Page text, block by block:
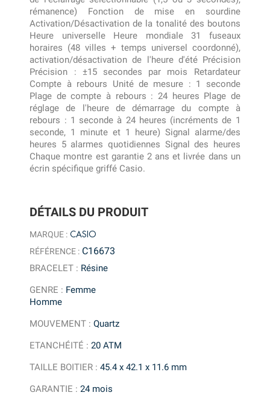
DÉTAILS DU PRODUIT
MARQUE : CASIO
RÉFÉRENCE : C16673
BRACELET : Résine
GENRE : Femme
Homme
MOUVEMENT :Quartz
ETANCHÉITÉ :20 ATM
TAILLE BOITIER :45.4 x 42.1 x 11.6 mm
GARANTIE :24 mois
rémanence) Fonction de mise en sourdine
Activation/Désactivation de la tonalité des boutons
Heure universelle Heure mondiale 31 fuseaux
horaires (48 villes + temps universel coordonné),
activation/désactivation de l'heure d'été Précision
Précision : ±15 secondes par mois Retardateur
Compte à rebours Unité de mesure : 1 seconde
Plage de compte à rebours : 24 heures Plage de
réglage de l'heure de démarrage du compte à
rebours : 1 seconde à 24 heures (incréments de 1
seconde, 1 minute et 1 heure) Signal alarme/des
heures 5 alarmes quotidiennes Signal des heures
Chaque montre est garantie 2 ans et livrée dans un
écrin spécifique griffé Casio.